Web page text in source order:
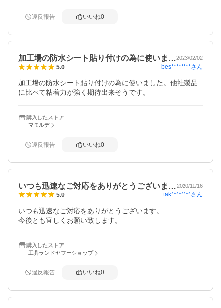
違反報告 いいね0
加工場の防水シート貼り付けの為に使いま…2023/02/02
5.0 bes********さん
加工場の防水シート貼り付けの為に使いました。他社製品
に比べて粘着力が強く期待出来そうです。
購入したストア
マモルデ
違反報告 いいね0
いつも迅速なご対応をありがとうございま…2020/11/16
5.0 tak********さん
いつも迅速なご対応をありがとうございます。
今後とも宜しくお願い致します。
購入したストア
工具ランドヤフーショップ
違反報告 いいね0